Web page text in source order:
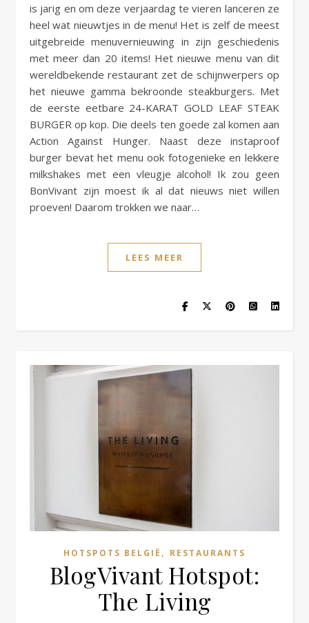
is jarig en om deze verjaardag te vieren lanceren ze
heel wat nieuwtjes in de menu! Het is zelf de meest
uitgebreide menuvernieuwing in zijn geschiedenis
met meer dan 20 items! Het nieuwe menu van dit
wereldbekende restaurant zet de schijnwerpers op
het nieuwe gamma bekroonde steakburgers. Met
de eerste eetbare 24-KARAT GOLD LEAF STEAK
BURGER op kop. Die deels ten goede zal komen aan
Action Against Hunger. Naast deze instaproof
burger bevat het menu ook fotogenieke en lekkere
milkshakes met een vleugje alcohol! Ik zou geen
BonVivant zijn moest ik al dat nieuws niet willen
proeven! Daarom trokken we naar…
LEES MEER
HOTSPOTS BELGIË , RESTAURANTS
BlogVivant Hotspot:
The Living